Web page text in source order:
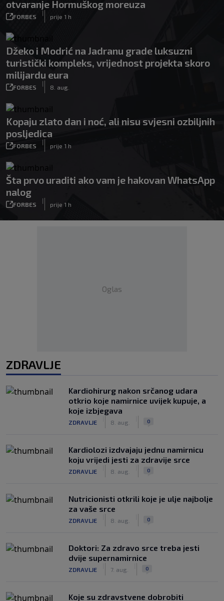
otvaranje Hormuškog moreuza
FORBES
|
prije 1 h
Džeko i Modrić na Jadranu grade luksuzni
turistički kompleks, vrijednost projekta skoro
milijardu eura
FORBES
|
8. aug.
Kopaju zlato dan i noć, ali nisu svjesni ozbiljnih
posljedica
FORBES
|
prije 1 h
Šta prvo uraditi ako vam je hakovan WhatsApp
nalog
FORBES
|
prije 1 h
Oglas
ZDRAVLJE
Kardiohirurg nakon srčanog udara
otkrio koje namirnice uvijek kupuje, a
koje izbjegava
ZDRAVLJE 8. aug. 0
Kardiolozi izdvajaju jednu namirnicu
koju vrijedi jesti za zdravije srce
ZDRAVLJE 8. aug. 0
Nutricionisti otkrili koje je ulje najbolje
za vaše srce
ZDRAVLJE 8. aug. 0
Doktori: Za zdravo srce treba jesti
dvije supernamirnice
ZDRAVLJE 7. aug. 0
Koje su zdravstvene dobrobiti